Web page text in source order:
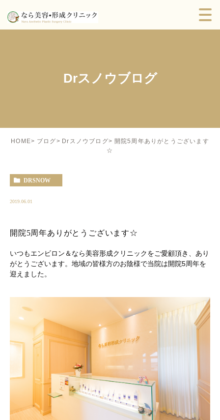
Drスノウブログ
HOME ブログ Drスノウブログ
開院5周年ありがとうございます
☆
DRSNOW
2019.06.01
開院5周年ありがとうございます☆
いつもエンビロン＆なら美容形成クリニックをご愛顧頂き、あり
がとうございます。地域の皆様方のお陰様で当院は開院5周年を
迎えました。